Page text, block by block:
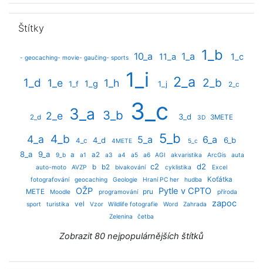
Štítky
- geocaching- movie- gaučing- sports 10_a 11_a 1_a 1_b 1_c
1_d 1_e 1_f 1_g 1_h 1_i 1_j 2_a 2_b 2_c
2_d 2_e 3_a 3_b 3_c 3_d 3D 3METE
4_a 4_b 4_c 4_d 4METE 5_a 5_b 5_c 6_a
6_b
8_a
9_a 9_b a a1 a2 a3 a4 a5 a6 AGI akvaristika ArcGis
auta
auto-moto
AVZP b b2 bivakování c2 cyklistika d2
Excel
fotografování
geocaching Geologie Hraní PC her hudba
Koťátka
METE
Moodle OŽP programování pru Pytle v CPTO
příroda
sport
turistika vel Vzor Wildlife fotografie Word Zahrada zapoc
Zelenina četba
Zobrazit 80 nejpopulárnějších štítků